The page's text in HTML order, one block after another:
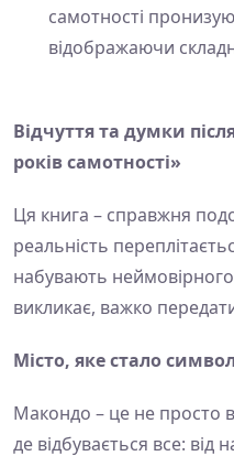
самотності
відображаючи
Відчуття та думки
років самотності»
Ця книга – справжня
реальність
набувають неймовірного
викликає, важко
Місто, яке стало
Макондо – це не просто
де відбувається все: від